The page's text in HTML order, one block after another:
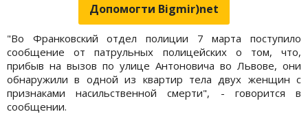
Допомогти Bigmir)net
"Во Франковский отдел полиции 7 марта поступило
сообщение от патрульных полицейских о том, что,
прибыв на вызов по улице Антоновича во Львове, они
обнаружили в одной из квартир тела двух женщин с
признаками насильственной смерти", - говорится в
сообщении.